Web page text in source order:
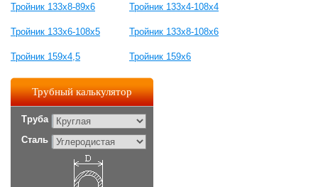
Тройник 133х8-89х6 Тройник 133х4-108х4
Тройник 133х6-108х5 Тройник 133х8-108х6
Тройник 159х4,5 Тройник 159х6
Трубный калькулятор
Труба
Сталь